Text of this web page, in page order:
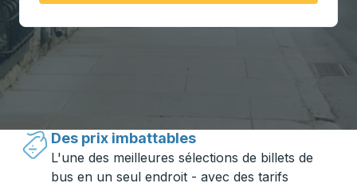
Des prix imbattables
L'une des meilleures sélections de billets de
bus en un seul endroit - avec des tarifs